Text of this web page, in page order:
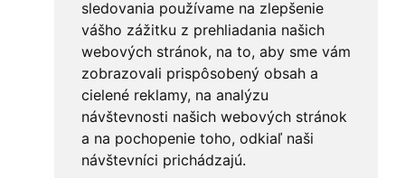
sledovania používame na zlepšenie
vášho zážitku z prehliadania našich
webových stránok, na to, aby sme vám
zobrazovali prispôsobený obsah a
cielené reklamy, na analýzu
návštevnosti našich webových stránok
a na pochopenie toho, odkiaľ naši
návštevníci prichádzajú.
Obchodné podmienky Kontakt
Ochrana osobných údajov O nás
Odstúpenie od zmluvy Platba
Reklamácie